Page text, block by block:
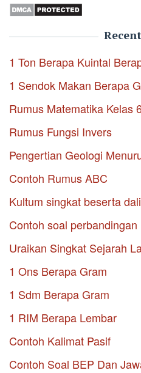
1 Ton Berapa Kuintal
1 Sendok Makan Berapa
Rumus Matematika Kelas
Rumus Fungsi Invers
Pengertian Geologi
Contoh Rumus ABC
Kultum singkat beserta
Contoh soal perbandingan
Uraikan Singkat Sejarah
1 Ons Berapa Gram
1 Sdm Berapa Gram
1 RIM Berapa Lembar
Contoh Kalimat Pasif
Contoh Soal BEP Dan